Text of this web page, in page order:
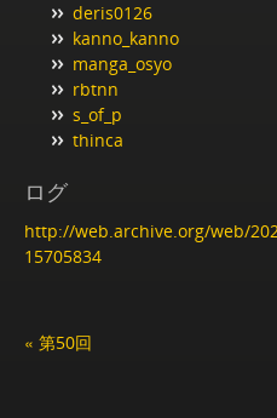
deris0126
kanno_kanno
manga_osyo
rbtnn
s_of_p
thinca
ログ
http://web.archive.org/web/
15705834
« 第50回